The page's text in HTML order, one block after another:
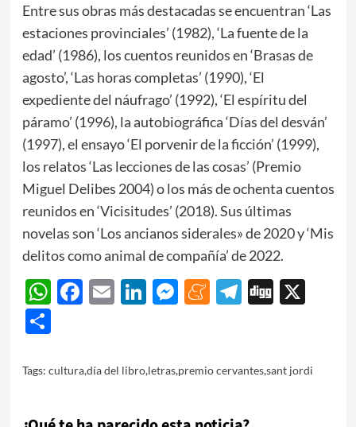
Entre sus obras más destacadas se encuentran ‘Las
estaciones provinciales’ (1982), ‘La fuente de la
edad’ (1986), los cuentos reunidos en ‘Brasas de
agosto’, ‘Las horas completas’ (1990), ‘El
expediente del náufrago’ (1992), ‘El espíritu del
páramo’ (1996), la autobiográfica ‘Días del desván’
(1997), el ensayo ‘El porvenir de la ficción’ (1999),
los relatos ‘Las lecciones de las cosas’ (Premio
Miguel Delibes 2004) o los más de ochenta cuentos
reunidos en ‘Vicisitudes’ (2018). Sus últimas
novelas son ‘Los ancianos siderales» de 2020 y ‘Mis
delitos como animal de compañía’ de 2022.
WhatsApp
Facebook
EmailLinkedIn
Messenger
Meneame
Telegram
Digg
X
Share
Tags: cultura,día del libro,letras,premio cervantes,sant jordi